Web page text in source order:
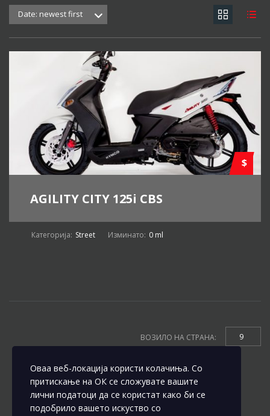
Date: newest first
$
AGILITY CITY 125i CBS
Категорија: Street Изминато: 0 ml
ВОЗИЛО НА СТРАНА: 9
Оваа веб-локација користи колачиња. Со
притискање на ОК се сложувате вашите
лични податоци да се користат како би се
подобрило вашето искуство со